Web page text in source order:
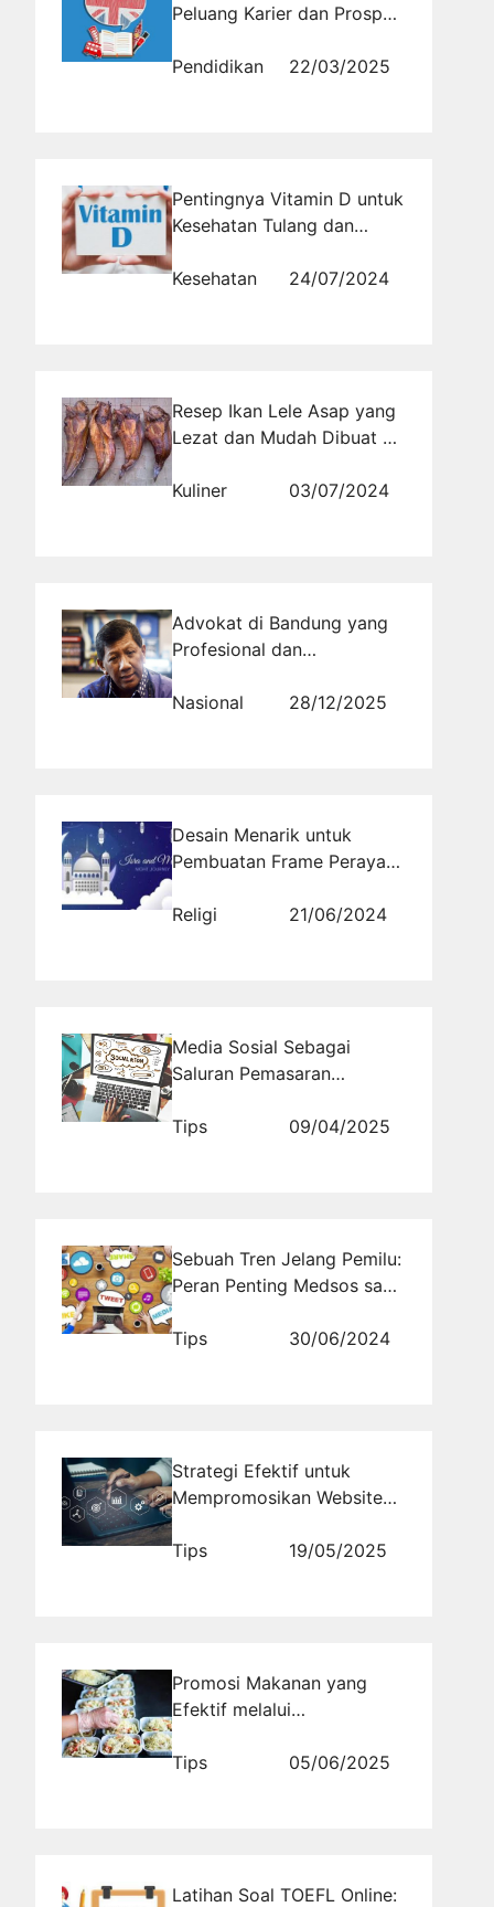
Peluang Karier dan Prospek
Pendidikan
22/03/2025
Pentingnya Vitamin D untuk
Kesehatan Tulang dan
Kesehatan
24/07/2024
Resep Ikan Lele Asap yang
Lezat dan Mudah Dibuat di
Kuliner
03/07/2024
Advokat di Bandung yang
Profesional dan
Pendampingan Hukum
Nasional 28/12/2025
Desain Menarik untuk
Pembuatan Frame Perayaan
Religi
21/06/2024
Media Sosial Sebagai
Saluran Pemasaran
Tips
09/04/2025
Sebuah Tren Jelang Pemilu:
Peran Penting Medsos saat
Tips
30/06/2024
Strategi Efektif untuk
Mempromosikan Website
Tips
19/05/2025
Promosi Makanan yang
Efektif melalui
Review Makanan di Sosmed
Tips 05/06/2025
Latihan Soal TOEFL Online: